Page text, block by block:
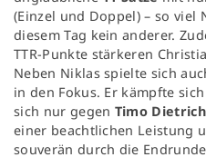
(Einzel und Doppel) – so viel
diesem Tag kein anderer.
TTR-Punkte stärkeren
Neben Niklas spielte sich
in den Fokus. Er kämpfte
sich nur gegen Timo Dietrich
einer beachtlichen Leistung
souverän durch die